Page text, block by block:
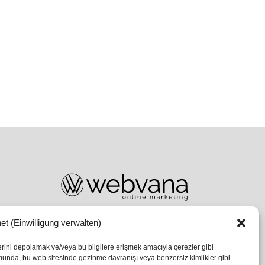
(Einwilligung verwalten)
depolamak ve/veya bu bilgilere erişmek amacıyla çerezler gibi
bu web sitesinde gezinme davranışı veya benzersiz kimlikler gibi